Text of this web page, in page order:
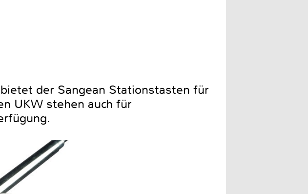
der Sangean Stationstasten für
UKW stehen auch für